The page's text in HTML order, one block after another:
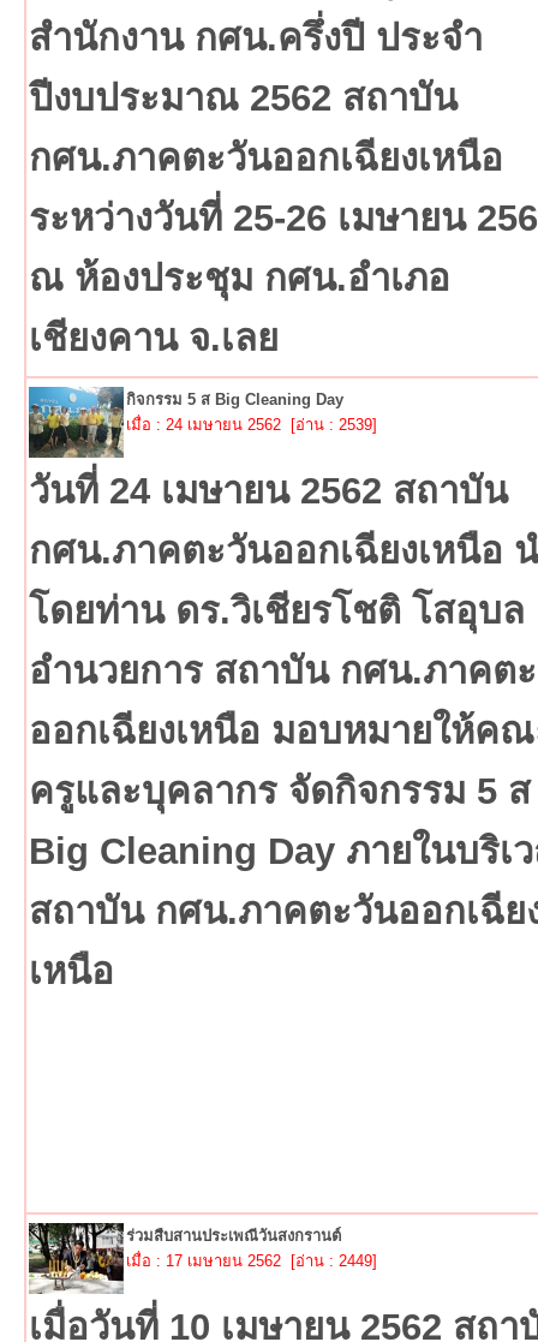
สำนักงาน กศน.ครึ่งปี ประจำ
ปีงบประมาณ 2562 สถาบัน
กศน.ภาคตะวันออกเฉียงเหนือ
ระหว่างวันที่ 25-26 เมษายน
ณ ห้องประชุม กศน.อำเภอ
เชียงคาน จ.เลย
กิจกรรม 5 ส Big Cleaning Day
เมื่อ : 24 เมษายน 2562 [อ่าน : 2539]
วันที่ 24 เมษายน 2562 สถาบัน
กศน.ภาคตะวันออกเฉียงเหนือ
โดยท่าน ดร.วิเชียรโชติ โสอุบล
อำนวยการ สถาบัน กศน.ภาคต
ออกเฉียงเหนือ มอบหมายให้ค
ครูและบุคลากร จัดกิจกรรม 5 ส
Big Cleaning Day ภายในบริเ
สถาบัน กศน.ภาคตะวันออกเฉีย
เหนือ
ร่วมสืบสานประเพณีวันสงกรานต์
เมื่อ : 17 เมษายน 2562 [อ่าน : 2449]
เมื่อวันที่ 10 เมษายน 2562 สถา